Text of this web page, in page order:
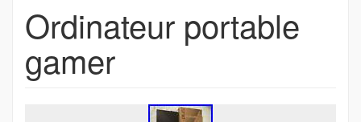
Ordinateur portable
gamer